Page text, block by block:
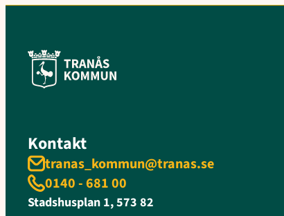
Kontakt
tranas_kommun@tranas.se
0140 - 681 00
Stadshusplan 1, 573 82